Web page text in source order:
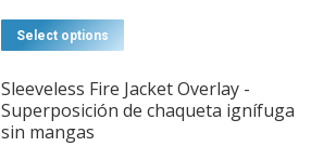
Select options
has
multiple
Sleeveless Fire Jacket Overlay -
Superposición de chaqueta ignífuga
sin mangas